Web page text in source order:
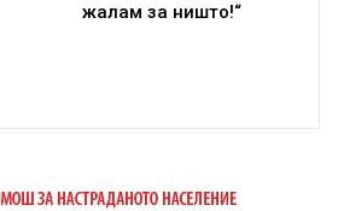
жалам за ништо!“